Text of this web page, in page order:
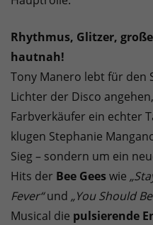
Rhythmus, Glitzer,
hautnah!
Tony Manero lebt für den
Lichter der Disco
Farbverkäufer ein echter
klugen Stephanie
Sieg – sondern um ein
Hits der Bee Geeswie
Fever“und „You Should
Musical die pulsierende